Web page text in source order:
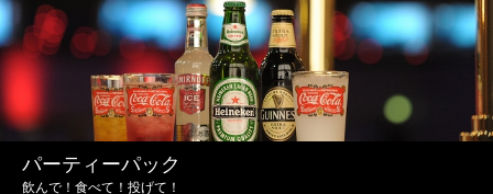
パーティーパック
飲んで！食べて！投げて！